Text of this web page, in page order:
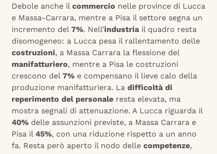
Debole anche il commercio nelle province di Lucca
e Massa-Carrara, mentre a Pisa il settore segna un
incremento del 7%. Nell’industria il quadro resta
disomogeneo: a Lucca pesa il rallentamento delle
costruzioni, a Massa Carrara la flessione del
manifatturiero, mentre a Pisa le costruzioni
crescono del 7% e compensano il lieve calo della
produzione manifatturiera. La difficoltà di
reperimento del personale resta elevata, ma
mostra segnali di attenuazione. A Lucca riguarda il
40% delle assunzioni previste, a Massa Carrara e
Pisa il 45%, con una riduzione rispetto a un anno
fa. Resta però aperto il nodo delle competenze,